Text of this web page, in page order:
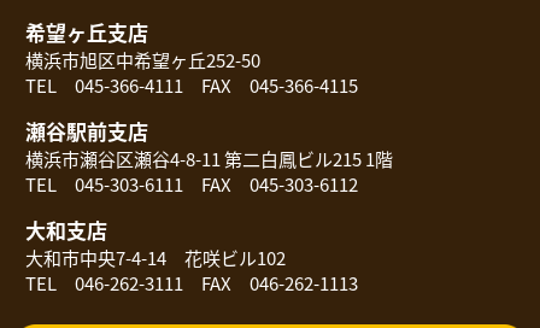
希望ヶ丘支店
横浜市旭区中希望ヶ丘252-50
TEL 045-366-4111 FAX 045-366-4115
瀬谷駅前支店
横浜市瀬谷区瀬谷4-8-11 第二白鳳ビル215 1階
TEL 045-303-6111 FAX 045-303-6112
大和支店
大和市中央7-4-14 花咲ビル102
TEL 046-262-3111 FAX 046-262-1113